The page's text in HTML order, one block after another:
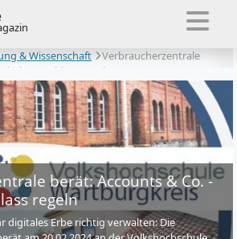
& Wissenschaft
Verbraucherzentrale
Nachlass regeln
berät: Accounts & Co. -
regeln
digitales Erbe richtig verwalten: Die